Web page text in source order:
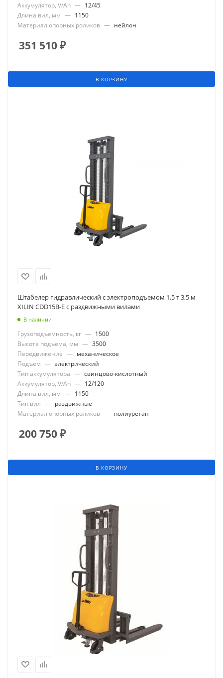
Аккумулятор, V/Ah — 12/45
Длина вил, мм — 1150
Материал опорных роликов — нейлон
351 510₽
В КОРЗИНУ
Штабелер гидравлический с электроподъемом 1,5 т 3,5 м
XILIN CDD15B-E с раздвижными вилами
В наличии
Грузоподъемность, кг — 1500
Высота подъема, мм — 3500
Передвижение — механическое
Подъем — электрический
Тип аккумулятора — свинцово-кислотный
Аккумулятор, V/Ah — 12/120
Длина вил, мм — 1150
Тип вил — раздвижные
Материал опорных роликов — полиуретан
200 750₽
В КОРЗИНУ